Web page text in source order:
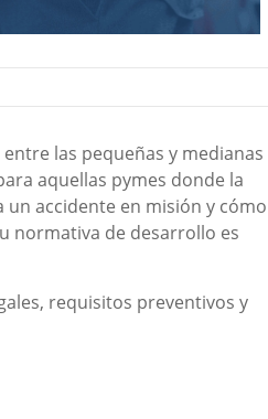
las pequeñas y medianas
aquellas pymes donde la
accidente en misión y cómo
normativa de desarrollo es
requisitos preventivos y